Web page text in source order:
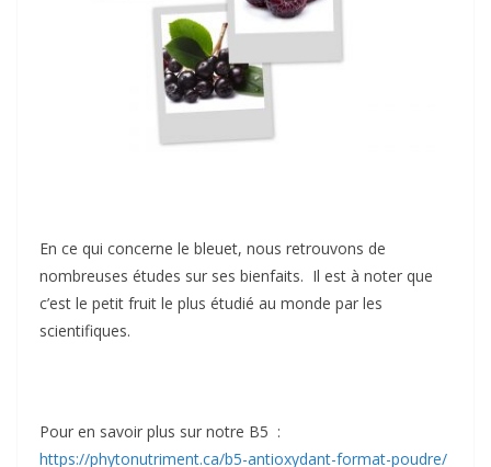
En ce qui concerne le bleuet, nous retrouvons de
nombreuses études sur ses bienfaits. Il est à noter que
c’est le petit fruit le plus étudié au monde par les
scientifiques.
Pour en savoir plus sur notre B5 :
https://phytonutriment.ca/b5-antioxydant-format-poudre/